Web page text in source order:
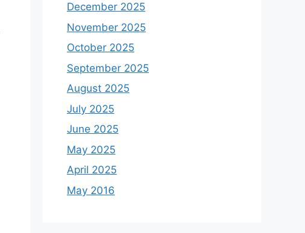
December 2025
November 2025
October 2025
September 2025
August 2025
July 2025
June 2025
May 2025
April 2025
May 2016